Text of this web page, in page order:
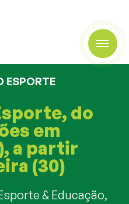
ESPORTE
do
em
a partir
(30)
& Educação,